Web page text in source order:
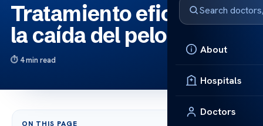
About
Hospitals
Doctors
Tratamiento eficaz para
la caída del pelo
4 min read
ON THIS PAGE